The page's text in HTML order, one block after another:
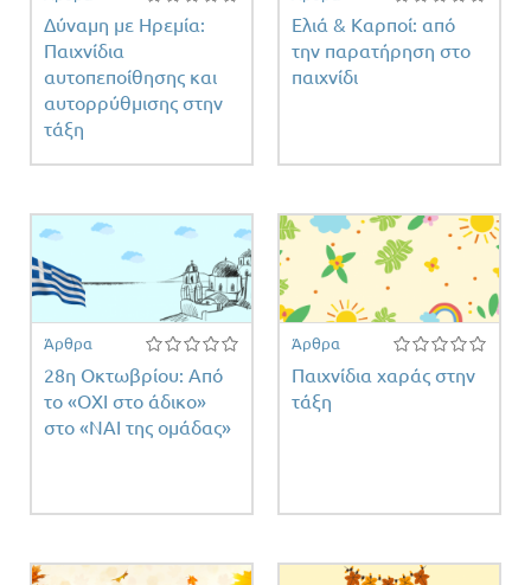
Δύναμη με Ηρεμία:
Παιχνίδια
αυτοπεποίθησης και
αυτορρύθμισης στην
τάξη
Ελιά & Καρποί: από
την παρατήρηση στο
παιχνίδι
Άρθρα
28η Οκτωβρίου: Από
το «ΟΧΙ στο άδικο»
στο «ΝΑΙ της ομάδας»
Άρθρα
Παιχνίδια χαράς στην
τάξη